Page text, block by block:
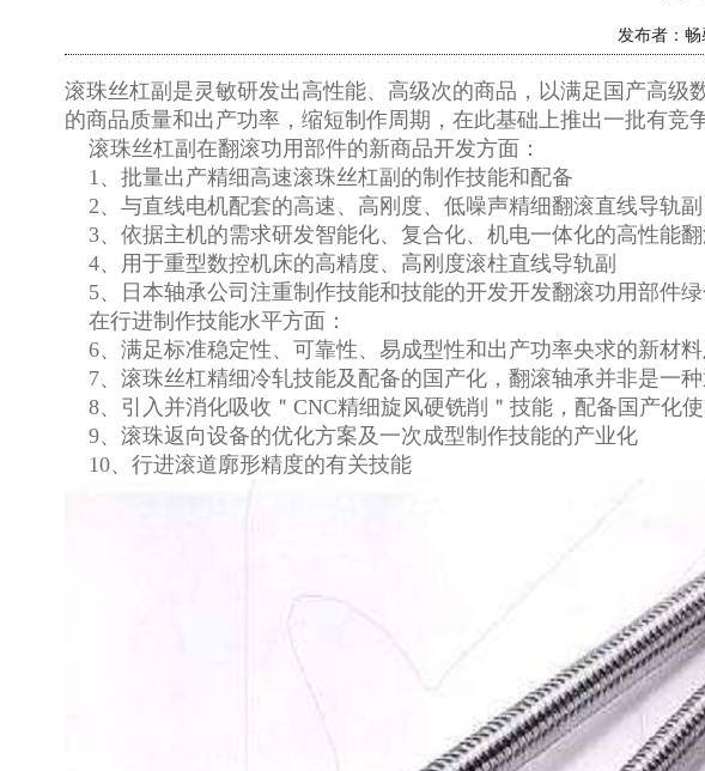
发布者：畅
滚珠丝杠副是灵敏研发出高性能、高级次的商品，以满足国产高
的商品质量和出产功率，缩短制作周期，在此基础上推出一批有竞
滚珠丝杠副在翻滚功用部件的新商品开发方面：
1、批量出产精细高速滚珠丝杠副的制作技能和配备
2、与直线电机配套的高速、高刚度、低噪声精细翻滚直线导轨副
3、依据主机的需求研发智能化、复合化、机电一体化的高性能
4、用于重型数控机床的高精度、高刚度滚柱直线导轨副
5、日本轴承公司注重制作技能和技能的开发开发翻滚功用部件
在行进制作技能水平方面：
6、满足标准稳定性、可靠性、易成型性和出产功率央求的新材
7、滚珠丝杠精细冷轧技能及配备的国产化，翻滚轴承并非是一
8、引入并消化吸收＂CNC精细旋风硬铣削＂技能，配备国产化
9、滚珠返向设备的优化方案及一次成型制作技能的产业化
10、行进滚道廓形精度的有关技能